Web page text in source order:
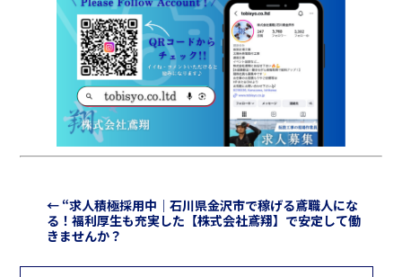
← “求人積極採用中｜石川県金沢市で稼げる鳶職人にな
る！福利厚生も充実した【株式会社鳶翔】で安定して働
きませんか？